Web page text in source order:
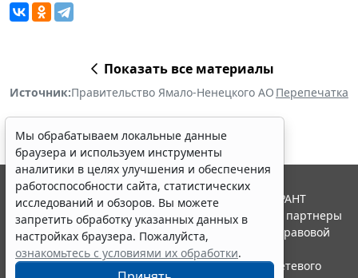
Показать все материалы
Источник:Правительство Ямало-Ненецкого АО Перепечатка
Мы обрабатываем локальные данные
браузера и используем инструменты
аналитики в целях улучшения и обеспечения
работоспособности сайта, статистических
исследований и обзоров. Вы можете
запретить обработку указанных данных в
настройках браузера. Пожалуйста,
ознакомьтесь с условиями их обработки.
© ООО "НПП "ГАРАНТ-СЕРВИС", 2026. Система ГАРАНТ
выпускается с 1990 года. Компания "Гарант" и ее партнеры
являются участниками Российской ассоциации правовой
информации ГАРАНТ.
Портал ГАРАНТ.РУ зарегистрирован в качестве сетевого